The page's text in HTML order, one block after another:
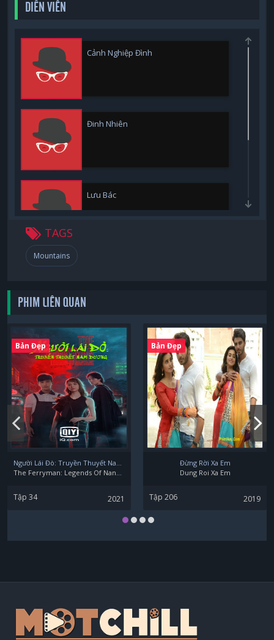
DIỄN VIÊN
Cảnh Nghiệp Đình
Đinh Nhiên
Lưu Bác
TAGS
Mountains
PHIM LIÊN QUAN
Bản Đẹp
Người Lái Đò: Truyền Thuyết Nam Dương
The Ferryman: Legends Of Nanyang
Tập 34 2021
Bản Đẹp
Đừng Rời Xa Em
Dung Roi Xa Em
Tập 206 2019